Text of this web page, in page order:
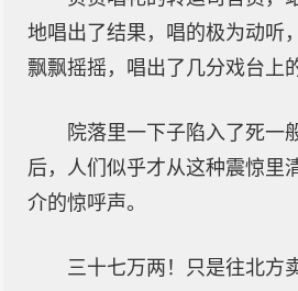
地唱出了结果，唱的极为动听
飘飘摇摇，唱出了几分戏台上
院落里一下子陷入了死一
后，人们似乎才从这种震惊里
介的惊呼声。
三十七万两！只是往北